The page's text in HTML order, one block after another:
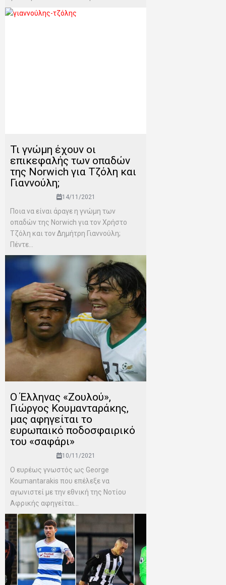
Τι γνώμη έχουν οι
επικεφαλής των οπαδών
της Norwich για Τζόλη και
Γιαννούλη;
14/11/2021
Ποια να είναι άραγε η γνώμη των
οπαδών της Norwich για τον Χρήστο
Τζόλη και τον Δημήτρη Γιαννούλη;
Πέντε...
O Έλληνας «Ζουλού»,
Γιώργος Κουμανταράκης,
μας αφηγείται το
ευρωπαικό ποδοσφαιρικό
του «σαφάρι»
10/11/2021
Ο ευρέως γνωστός ως George
Koumantarakis που επέλεξε να
αγωνιστεί με την εθνική της Νοτίου
Αφρικής αφηγείται...